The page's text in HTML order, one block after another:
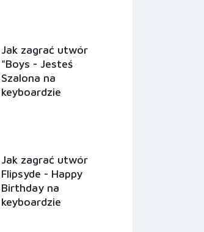
Jak zagrać utwór
"Boys - Jesteś
Szalona na
keyboardzie
Jak zagrać utwór
Flipsyde - Happy
Birthday na
keyboardzie